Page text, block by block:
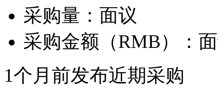
采购量： 面议
采购金额（RMB）：
1个月前发布近期采购